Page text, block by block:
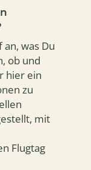
was Du
ob und
hier ein
zu
mit
Flugtag